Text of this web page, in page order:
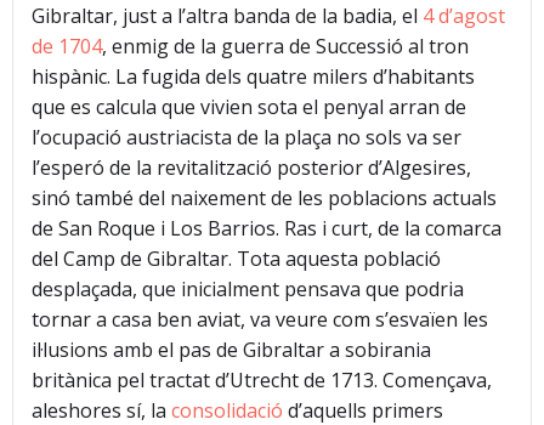
Gibraltar, just a l’altra banda de la badia, el 4 d’agost
de 1704, enmig de la guerra de Successió al tron
hispànic. La fugida dels quatre milers d’habitants
que es calcula que vivien sota el penyal arran de
l’ocupació austriacista de la plaça no sols va ser
l’esperó de la revitalització posterior d’Algesires,
sinó també del naixement de les poblacions actuals
de San Roque i Los Barrios. Ras i curt, de la comarca
del Camp de Gibraltar. Tota aquesta població
desplaçada, que inicialment pensava que podria
tornar a casa ben aviat, va veure com s’esvaïen les
il·lusions amb el pas de Gibraltar a sobirania
britànica pel tractat d’Utrecht de 1713. Començava,
aleshores sí, la consolidació d’aquells primers